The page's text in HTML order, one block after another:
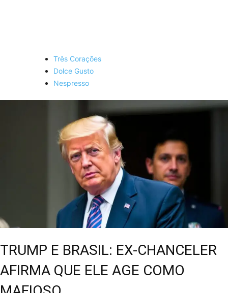
Três Corações
Dolce Gusto
Nespresso
TRUMP E BRASIL: EX-CHANCELER
AFIRMA QUE ELE AGE COMO